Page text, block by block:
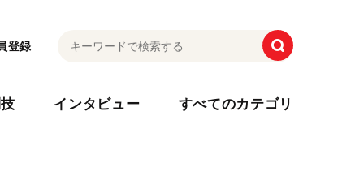
登録
インタビュー すべてのカテゴリ